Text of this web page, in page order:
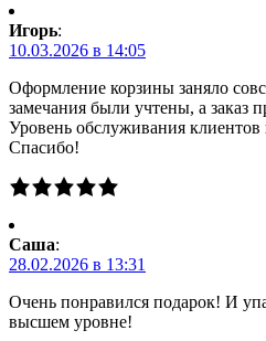
Игорь:
10.03.2026 в 14:05
Оформление корзины заняло
замечания были учтены, а заказ
Уровень обслуживания клиентов
Спасибо!
Саша:
28.02.2026 в 13:31
Очень понравился подарок! И
высшем уровне!